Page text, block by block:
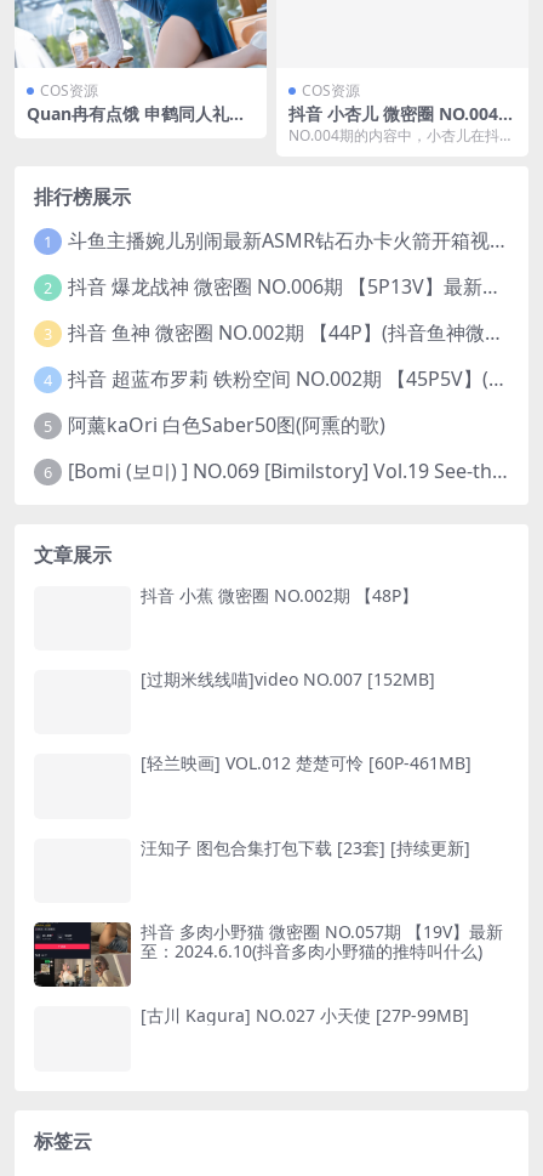
COS资源
Quan冉有点饿 申鹤同人礼服
COS资源
抖音 小杏儿 微密圈 NO.004期
【7V】(杏儿去哪了)
NO.004期的内容中，小杏儿在抖音
排行榜展示
1 斗鱼主播婉儿别闹最新ASMR钻石办卡火箭开箱视频+音频合集-47个资源打包下载 [39V-10.1GB]
2 抖音 爆龙战神 微密圈 NO.006期 【5P13V】最新至：2023.6.7(暴龙神和战龙皇)
3 抖音 鱼神 微密圈 NO.002期 【44P】(抖音鱼神微密猫)
4 抖音 超蓝布罗莉 铁粉空间 NO.002期 【45P5V】(抖音超蓝布罗利是真的吗)
5 阿薰kaOri 白色Saber50图(阿熏的歌)
6 [Bomi (보미) ] NO.069 [Bimilstory] Vol.19 See-through lingerie
文章展示
抖音 小蕉 微密圈 NO.002期 【48P】
[过期米线线喵]video NO.007 [152MB]
[轻兰映画] VOL.012 楚楚可怜 [60P-461MB]
汪知子 图包合集打包下载 [23套] [持续更新]
抖音 多肉小野猫 微密圈 NO.057期 【19V】最新
至：2024.6.10(抖音多肉小野猫的推特叫什么)
[古川 Kagura] NO.027 小天使 [27P-99MB]
标签云